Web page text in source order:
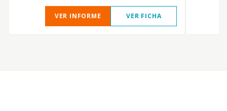
VER INFORME VER FICHA